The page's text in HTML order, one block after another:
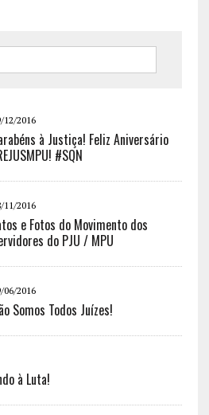
12/2016
à Justiça! Feliz Aniversário
#SQN
11/2016
e Fotos do Movimento dos
do PJU / MPU
06/2016
Somos Todos Juízes!
à Luta!